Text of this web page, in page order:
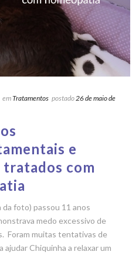
emTratamentos postado 26 de maio de
e
tratados com
da foto) passou 11 anos
medo excessivo de
Foram muitas tentativas de
Chiquinha a relaxar um